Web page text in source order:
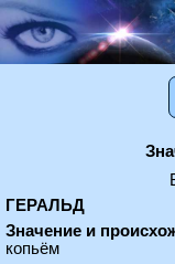
ГЕРАЛЬД
Значение и
копьём